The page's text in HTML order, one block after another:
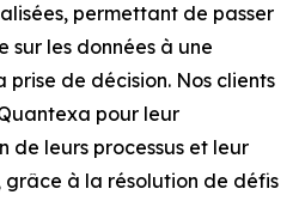
permettant de passer
sur les données à une
de décision. Nos clients
pour leur
de leurs processus et leur
à la résolution de défis